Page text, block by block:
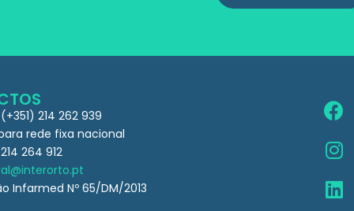
214 262 939
rede fixa nacional
264 912
Infarmed Nº 65/DM/2013